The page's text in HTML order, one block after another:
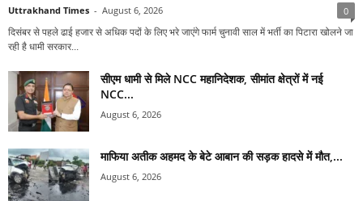
Uttrakhand Times - August 6, 2026 0
दिसंबर से पहले ढाई हजार से अधिक पदों के लिए भरे जाएंगे फार्म चुनावी साल में भर्ती का पिटारा खोलने जा
रही है धामी सरकार...
सीएम धामी से मिले NCC महानिदेशक, सीमांत क्षेत्रों में नई
NCC...
August 6, 2026
माफिया अतीक अहमद के बेटे आबान की सड़क हादसे में मौत,...
August 6, 2026